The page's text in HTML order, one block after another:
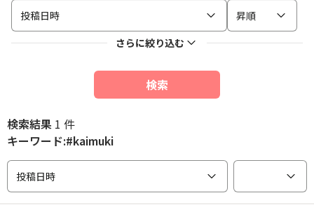
投稿日時
昇順
さらに絞り込む
検索
検索結果 1 件
キーワード:#kaimuki
投稿日時